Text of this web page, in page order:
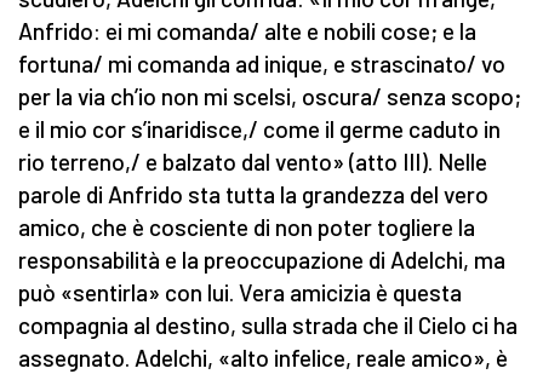
Anfrido: ei mi comanda/ alte e nobili cose; e la
fortuna/ mi comanda ad inique, e strascinato/ vo
per la via ch’io non mi scelsi, oscura/ senza scopo;
e il mio cor s’inaridisce,/ come il germe caduto in
rio terreno,/ e balzato dal vento» (atto III). Nelle
parole di Anfrido sta tutta la grandezza del vero
amico, che è cosciente di non poter togliere la
responsabilità e la preoccupazione di Adelchi, ma
può «sentirla» con lui. Vera amicizia è questa
compagnia al destino, sulla strada che il Cielo ci ha
assegnato. Adelchi, «alto infelice, reale amico», è